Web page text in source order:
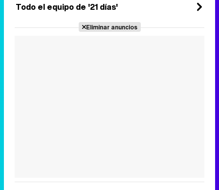
Todo el equipo de '21 días'
Eliminar anuncios